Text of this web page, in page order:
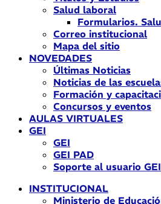
Salud laboral
Formularios.
Correo institucional
Mapa del sitio
NOVEDADES
Últimas Noticias
Noticias de las
Formación y
Concursos y eventos
AULAS VIRTUALES
GEI
GEI
GEI PAD
Soporte al usuario GEI
INSTITUCIONAL
Ministerio de